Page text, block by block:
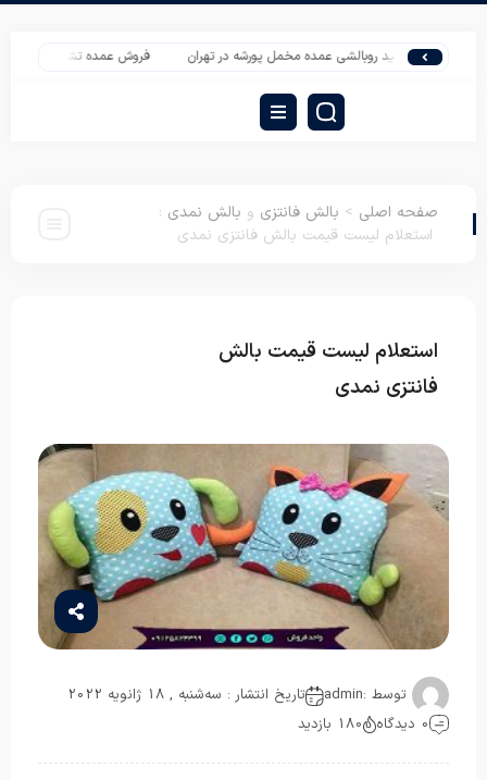
تولید روبالشی عمده مخمل پورشه در تهران فروش عمده تشک فنری طبی ورونیکا
صفحه اصلی > بالش فانتزی و بالش نمدی :
استعلام لیست قیمت بالش فانتزی نمدی
استعلام لیست قیمت بالش
فانتزی نمدی
توسط :admin
تاریخ انتشار : سه‌شنبه , 18 ژانویه 2022
0 دیدگاه
180 بازدید